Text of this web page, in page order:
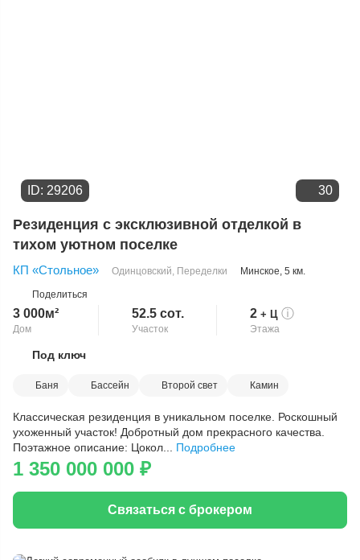
ID: 29206 30
Резиденция с эксклюзивной отделкой в
тихом уютном поселке
КП «Стольное» Одинцовский, Переделки Минское, 5 км.
Поделиться
Скопировать ссылку
3 000м²
Дом
52.5 сот.
Участок
2 + Ц ⓘ
Этажа
Под ключ
Баня Бассейн Второй свет Камин
Классическая резиденция в уникальном поселке. Роскошный
ухоженный участок! Добротный дом прекрасного качества.
Поэтажное описание: Цокол... Подробнее
1 350 000 000 ₽
Связаться с брокером